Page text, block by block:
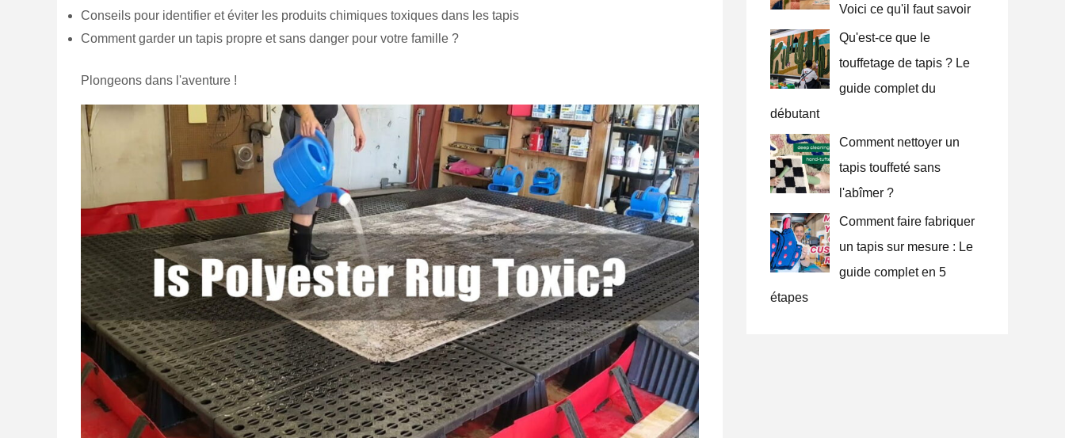
Conseils pour identifier et éviter les produits chimiques toxiques dans les tapis
Comment garder un tapis propre et sans danger pour votre famille ?
Plongeons dans l'aventure !
Voici ce qu'il faut savoir
Qu'est-ce que le
touffetage de tapis ? Le
guide complet du
débutant
Comment nettoyer un
tapis touffeté sans
l'abîmer ?
Comment faire fabriquer
un tapis sur mesure : Le
guide complet en 5
étapes